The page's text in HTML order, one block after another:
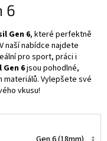
6
Gen 6, které perfektně
naší nabídce najdete
pro sport, práci i
6jsou pohodlné,
materiálů. Vylepšete své
vkusu!